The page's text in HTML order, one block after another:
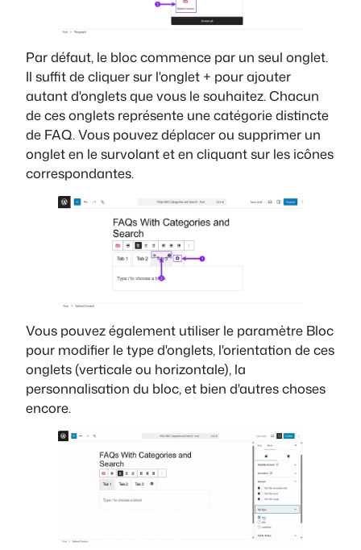
Par défaut, le bloc commence par un seul onglet.
Il suffit de cliquer sur l'onglet + pour ajouter
autant d'onglets que vous le souhaitez. Chacun
de ces onglets représente une catégorie distincte
de FAQ. Vous pouvez déplacer ou supprimer un
onglet en le survolant et en cliquant sur les icônes
correspondantes.
Vous pouvez également utiliser le paramètre Bloc
pour modifier le type d'onglets, l'orientation de ces
onglets (verticale ou horizontale), la
personnalisation du bloc, et bien d'autres choses
encore.